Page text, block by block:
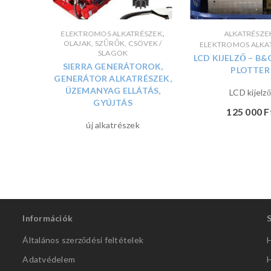
ELEKTROMOS ALKATRÉSZEK,
OLAJAK, SZŰRŐK, CSÖVEK /
SLAGOK
SIERRA GENERÁTOROK,
GENERÁTOR ALKATRÉSZEK,
ÜZEMANYAG ELLÁTÁS,
GYÚJTÁS
új alkatrészek
ELEKTROMOS
LCD KIJELZŐ –
PLOTTER
LCD kijelző
125 000
Információk
Általános szerződési feltételek
Adatvédelem